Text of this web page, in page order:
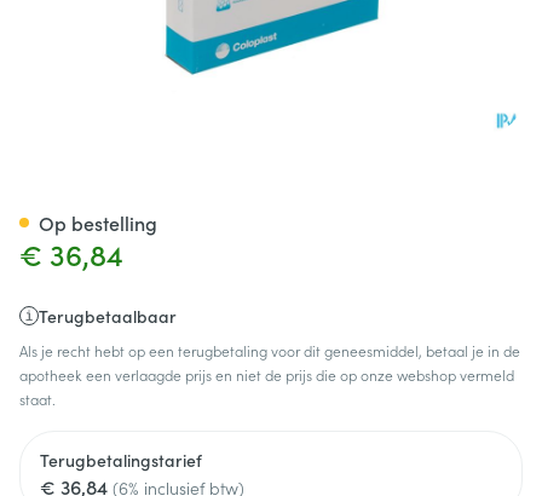
€ 36,84
Terugbetaalbaar
Als je recht hebt op een terugbetaling voor dit geneesmiddel, betaal je in de
apotheek een verlaagde prijs en niet de prijs die op onze webshop vermeld
staat.
Terugbetalingstarief
€ 36,84 (6% inclusief btw)
Op bestelling